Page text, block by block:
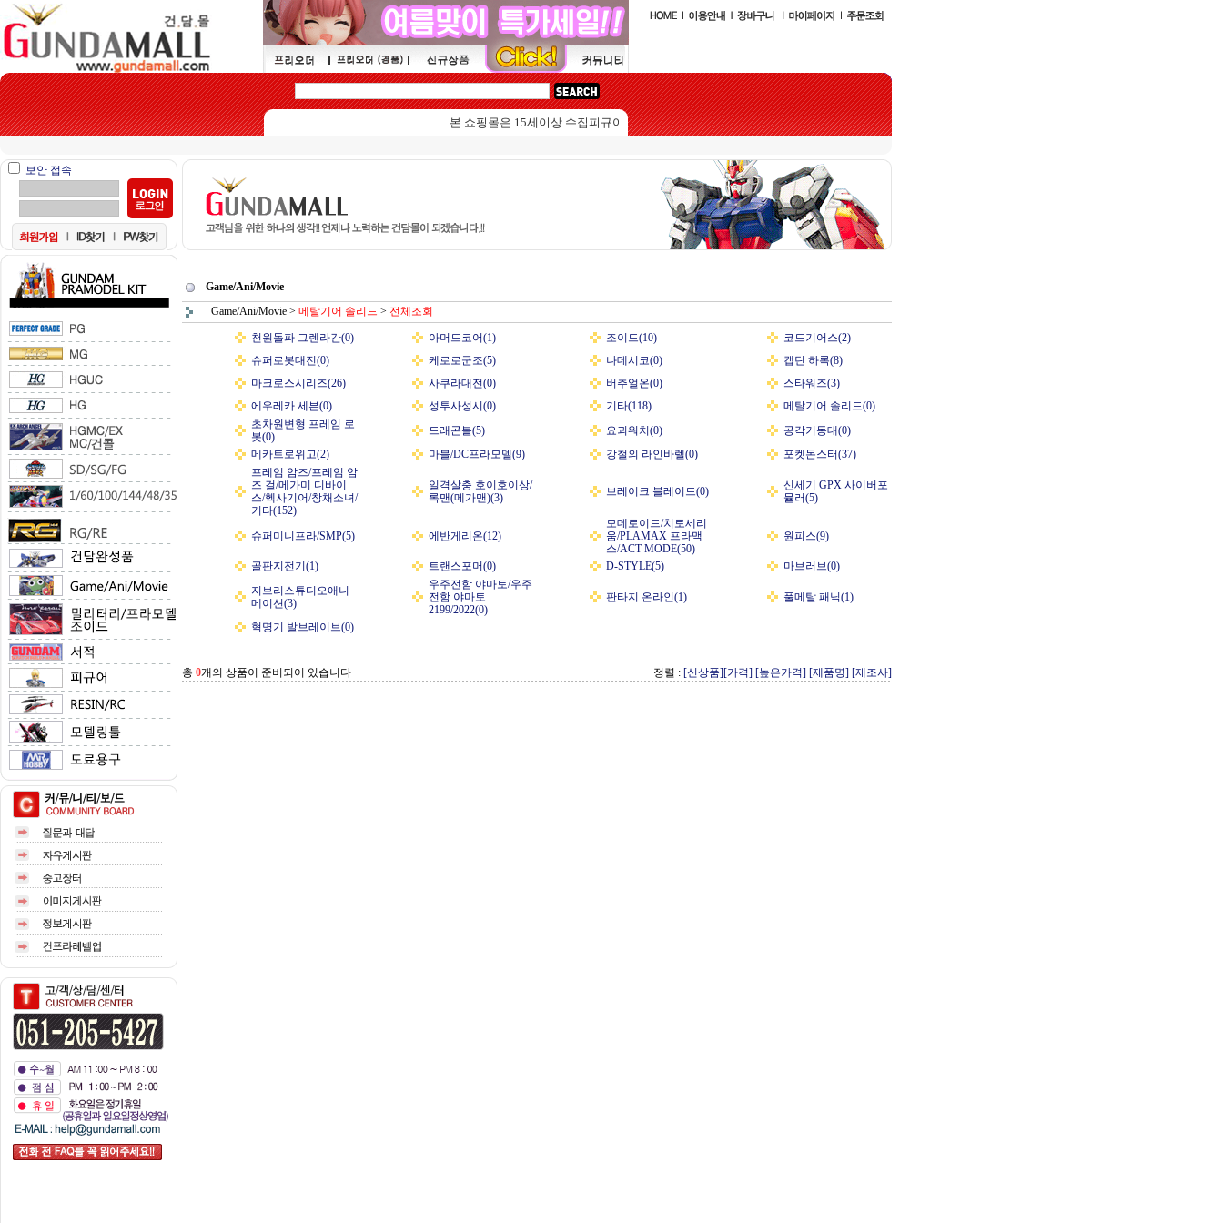
본 쇼핑몰은 15세이상 수집피규어를 판매하는 쇼핑몰입니다.
보안 접속
Game/Ani/Movie
Game/Ani/Movie > 메탈기어 솔리드 > 전체조회
천원돌파 그렌라간(0) 아머드코어(1) 조이드(10)
코드기어스(2)
슈퍼로봇대전(0)
케로로군조(5) 나데시코(0)
캡틴 하록(8)
마크로스시리즈(26)
사쿠라대전(0) 버추얼온(0)
스타워즈(3)
에우레카 세븐(0)
성투사성시(0) 기타(118)
메탈기어 솔리드(0)
초차원변형 프레임 로
봇(0)
드래곤볼(5) 요괴워치(0)
공각기동대(0)
메카트로위고(2)
마블/DC프라모델(9) 강철의 라인바렐(0)
포켓몬스터(37)
프레임 암즈/프레임 암
즈 걸/메가미 디바이
스/헥사기어/창채소녀/
기타(152)
일격살충 호이호이상/
록맨(메가맨)(3)
브레이크 블레이드(0)
신세기 GPX 사이버포
뮬러(5)
슈퍼미니프라/SMP(5) 에반게리온(12)
모데로이드/치토세리
움/PLAMAX 프라맥
스/ACT MODE(50)
원피스(9)
골판지전기(1) 트랜스포머(0) D-STYLE(5)
마브러브(0)
지브리스튜디오애니
메이션(3)
우주전함 야마토/우주
전함 야마토
2199/2022(0)
판타지 온라인(1) 풀메탈 패닉(1)
혁명기 발브레이브(0)
총 0개의 상품이 준비되어 있습니다 정렬 : [신상품][가격] [높은가격] [제품명] [제조사]